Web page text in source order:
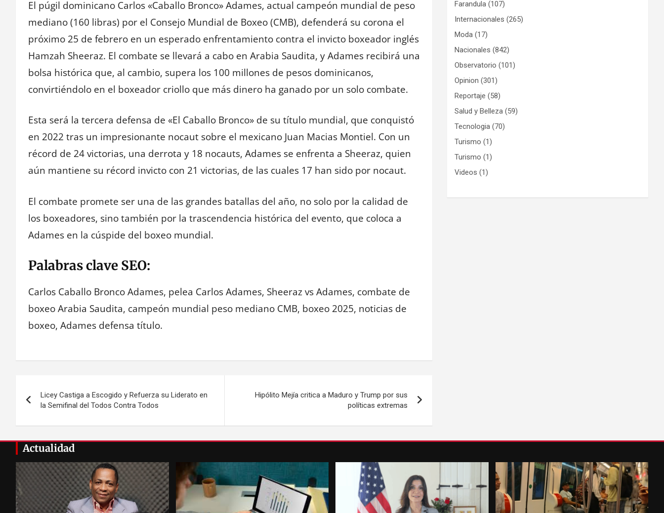
El púgil dominicano Carlos «Caballo Bronco» Adames, actual campeón mundial de peso
mediano (160 libras) por el Consejo Mundial de Boxeo (CMB), defenderá su corona el
próximo 25 de febrero en un esperado enfrentamiento contra el invicto boxeador inglés
Hamzah Sheeraz. El combate se llevará a cabo en Arabia Saudita, y Adames recibirá una
bolsa histórica que, al cambio, supera los 100 millones de pesos dominicanos,
convirtiéndolo en el boxeador criollo que más dinero ha ganado por un solo combate.
Esta será la tercera defensa de «El Caballo Bronco» de su título mundial, que conquistó
en 2022 tras un impresionante nocaut sobre el mexicano Juan Macias Montiel. Con un
récord de 24 victorias, una derrota y 18 nocauts, Adames se enfrenta a Sheeraz, quien
aún mantiene su récord invicto con 21 victorias, de las cuales 17 han sido por nocaut.
El combate promete ser una de las grandes batallas del año, no solo por la calidad de
los boxeadores, sino también por la trascendencia histórica del evento, que coloca a
Adames en la cúspide del boxeo mundial.
Palabras clave SEO:
Carlos Caballo Bronco Adames, pelea Carlos Adames, Sheeraz vs Adames, combate de
boxeo Arabia Saudita, campeón mundial peso mediano CMB, boxeo 2025, noticias de
boxeo, Adames defensa título.
de
entradas
Licey Castiga a Escogido y Refuerza su Liderato en
la Semifinal del Todos Contra Todos
Hipólito Mejía critica a Maduro y Trump por sus
políticas extremas
Farandula (107)
Internacionales (265)
Moda (17)
Nacionales (842)
Observatorio (101)
Opinion (301)
Reportaje (58)
Salud y Belleza (59)
Tecnologia (70)
Turismo (1)
Turismo (1)
Videos (1)
Actualidad